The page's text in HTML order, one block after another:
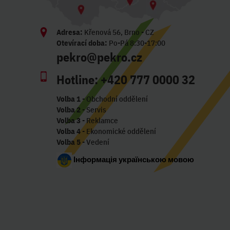
Adresa: Křenová 56, Brno - CZ
Otevírací doba: Po-Pá 8:30-17:00
pekro@pekro.cz
Hotline:+420 777 0000 32
Volba 1- Obchodní oddělení
Volba 2 - Servis
Volba 3 - Reklamce
Volba 4- Ekonomické oddělení
Volba 5- Vedení
Інформація українською мовою